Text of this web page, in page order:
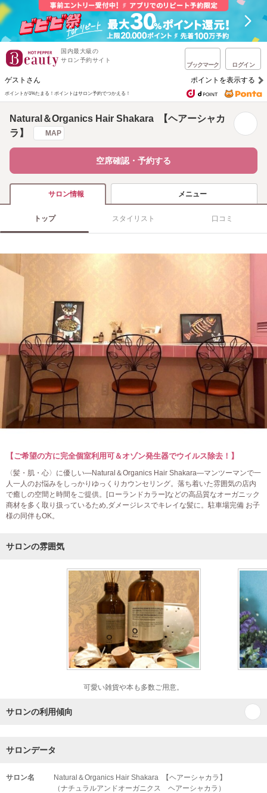
国内最大級の
サロン予約サイト
ブックマーク ログイン
ゲストさん ポイントを表示する
ポイントが1%たまる！ ポイントはサロン予約でつかえる！
Natural＆Organics Hair Shakara 【ヘアーシャカ
ラ】
MAP
空席確認・予約する
サロン情報 メニュー
トップ スタイリスト 口コミ
【ご希望の方に完全個室利用可＆オゾン発生器でウイルス除去！】
〈髪・肌・心〉に優しい―Natural＆Organics Hair Shakara―マンツーマンで一
人一人のお悩みをしっかりゆっくりカウンセリング。落ち着いた雰囲気の店内
で癒しの空間と時間をご提供。[ローランドカラー]などの高品質なオーガニック
商材を多く取り扱っているため,ダメージレスでキレイな髪に。駐車場完備 お子
様の同伴もOK。
サロンの雰囲気
可愛い雑貨や本も多数ご用意。
サロンの利用傾向
サロンデータ
サロン名
Natural＆Organics Hair Shakara 【ヘアーシャカラ】
（ナチュラルアンドオーガニクス ヘアーシャカラ）